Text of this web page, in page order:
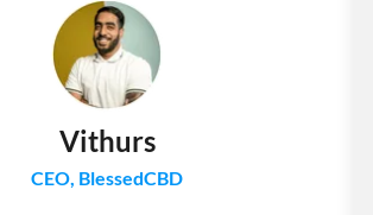
Vithurs
CEO, BlessedCBD